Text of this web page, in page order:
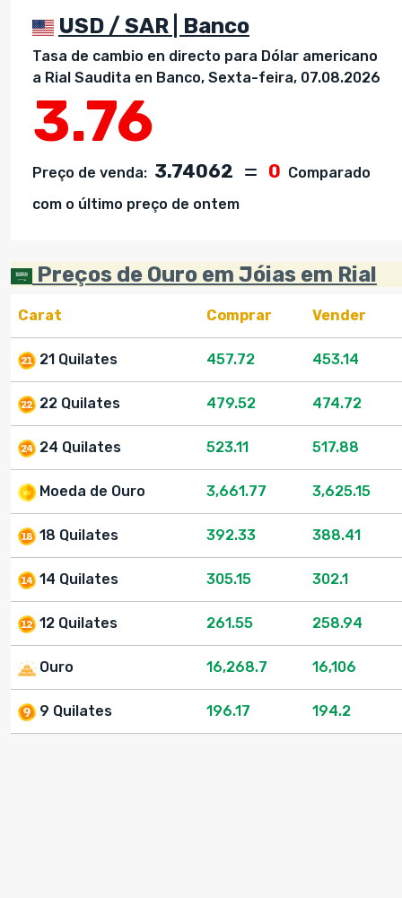
USD / SAR | Banco
Tasa de cambio en directo para Dólar americano
a Rial Saudita en Banco, Sexta-feira, 07.08.2026
3.76
Preço de venda: 3.74062 0 Comparado
com o último preço de ontem
Preços de Ouro em Jóias em Rial
Carat Comprar Vender
21 Quilates 457.72 453.14
22 Quilates 479.52 474.72
24 Quilates 523.11 517.88
Moeda de Ouro 3,661.77 3,625.15
18 Quilates 392.33 388.41
14 Quilates 305.15 302.1
12 Quilates 261.55 258.94
Ouro 16,268.7 16,106
9 Quilates 196.17 194.2